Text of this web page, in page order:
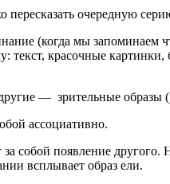
пересказать очередную
(когда мы
текст, красочные
— зрительные образы
ассоциативно.
собой появление
всплывает образ ели.